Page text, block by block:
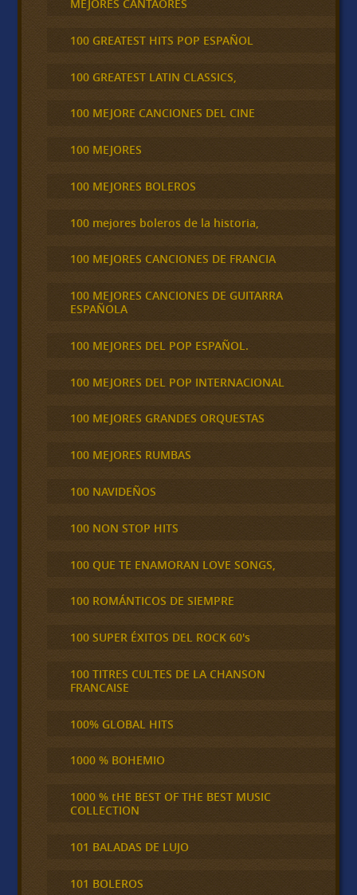
MEJORES CANTAORES
100 GREATEST HITS POP ESPAÑOL
100 GREATEST LATIN CLASSICS,
100 MEJORE CANCIONES DEL CINE
100 MEJORES
100 MEJORES BOLEROS
100 mejores boleros de la historia,
100 MEJORES CANCIONES DE FRANCIA
100 MEJORES CANCIONES DE GUITARRA
ESPAÑOLA
100 MEJORES DEL POP ESPAÑOL.
100 MEJORES DEL POP INTERNACIONAL
100 MEJORES GRANDES ORQUESTAS
100 MEJORES RUMBAS
100 NAVIDEÑOS
100 NON STOP HITS
100 QUE TE ENAMORAN LOVE SONGS,
100 ROMÁNTICOS DE SIEMPRE
100 SUPER ÉXITOS DEL ROCK 60's
100 TITRES CULTES DE LA CHANSON
FRANCAISE
100% GLOBAL HITS
1000 % BOHEMIO
1000 % tHE BEST OF THE BEST MUSIC
COLLECTION
101 BALADAS DE LUJO
101 BOLEROS